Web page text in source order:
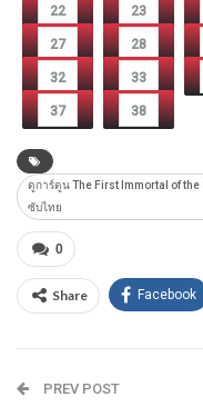
22 23
27 28
32 33
37 38
ดูการ์ตูน The First Immortal of
ซับไทย
0
Share Facebook
PREV POST